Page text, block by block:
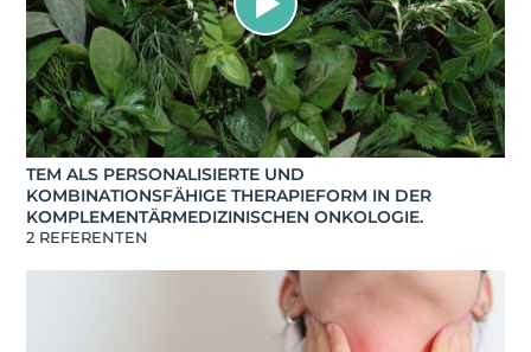
TEM ALS PERSONALISIERTE UND
KOMBINATIONSFÄHIGE THERAPIEFORM IN DER
KOMPLEMENTÄRMEDIZINISCHEN ONKOLOGIE.
2 REFERENTEN